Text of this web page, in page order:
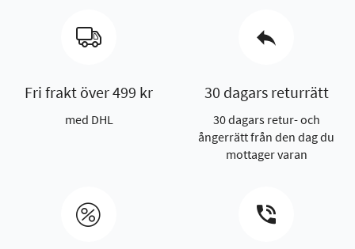
Fri frakt över 499 kr
med DHL
30 dagars returrätt
30 dagars retur- och
ångerrätt från den dag du
mottager varan